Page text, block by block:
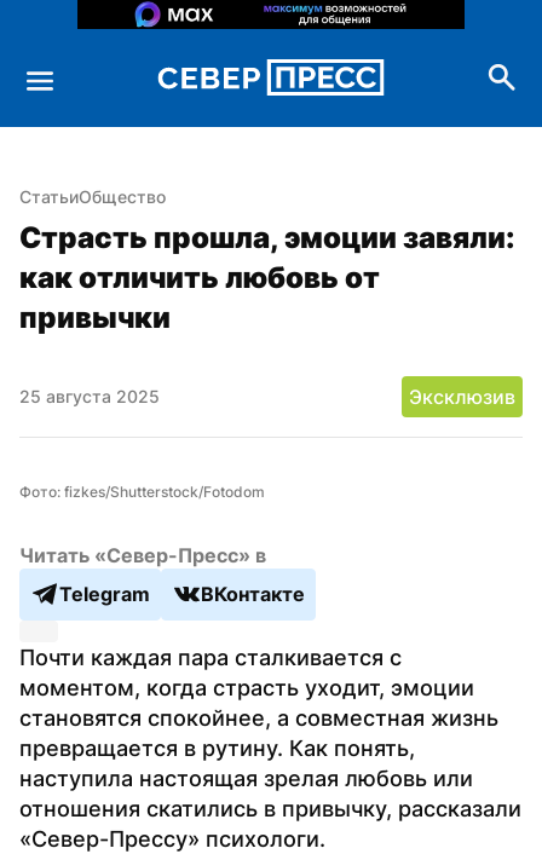
СтатьиОбщество
Страсть прошла, эмоции завяли:
как отличить любовь от
привычки
25 августа 2025 Эксклюзив
Фото: fizkes/Shutterstock/Fotodom
Читать «Север-Пресс» в
Telegram
ВКонтакте
Почти каждая пара сталкивается с
моментом, когда страсть уходит, эмоции
становятся спокойнее, а совместная жизнь
превращается в рутину. Как понять,
наступила настоящая зрелая любовь или
отношения скатились в привычку, рассказали
«Север-Прессу» психологи.